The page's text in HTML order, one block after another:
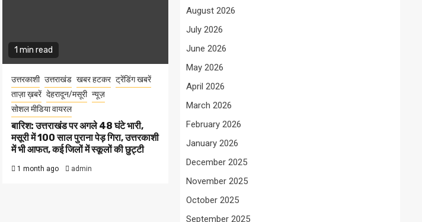
1 min read
उत्तरकाशी उत्तराखंड खबर हटकर ट्रेंडिंग खबरें
ताज़ा ख़बरें देहरादून/मसूरी न्यूज़
सोशल मीडिया वायरल
बारिश: उत्तराखंड पर अगले 48 घंटे भारी,
मसूरी में 100 साल पुराना पेड़ गिरा, उत्तरकाशी
में भी आफत, कई जिलों में स्कूलों की छुट्टी
1 month ago admin
August 2026
July 2026
June 2026
May 2026
April 2026
March 2026
February 2026
January 2026
December 2025
November 2025
October 2025
September 2025